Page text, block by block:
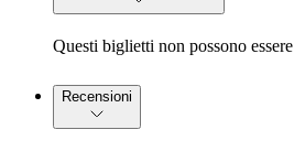
Questi biglietti non possono
Recensioni